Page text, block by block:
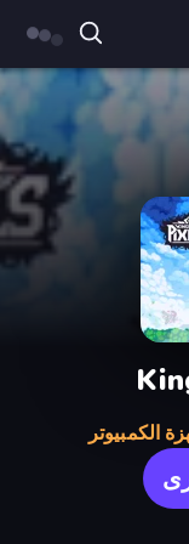
الكمبيوتر